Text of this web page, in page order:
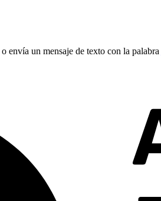
o envía un mensaje de texto con la palabra